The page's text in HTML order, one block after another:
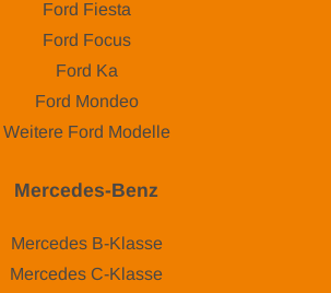
Ford Fiesta
Ford Focus
Ford Ka
Ford Mondeo
Weitere Ford Modelle
Mercedes-Benz
Mercedes B-Klasse
Mercedes C-Klasse